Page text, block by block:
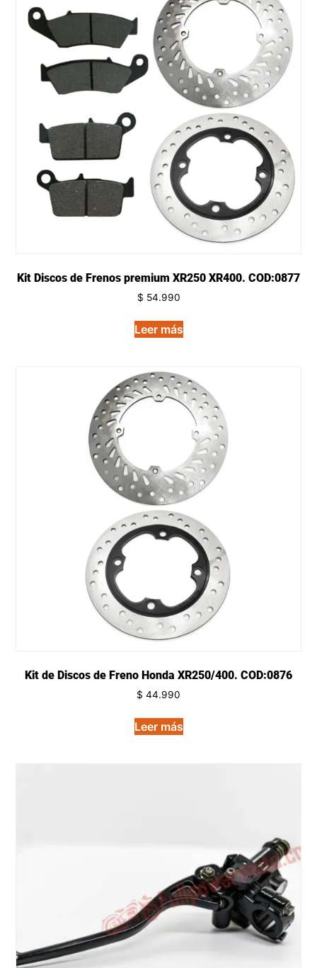
Kit Discos de Frenos premium XR250 XR400. COD:0877
$ 54.990
Leer más
Kit de Discos de Freno Honda XR250/400. COD:0876
$ 44.990
Leer más